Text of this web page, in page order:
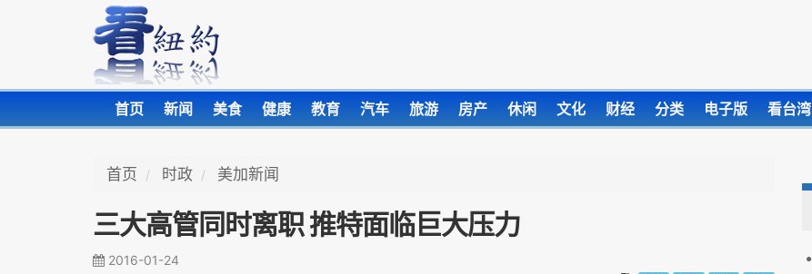
首页 新闻 美食 健康 教育 汽车 旅游 房产 休闲 文化 财经 分类 电子版 看台湾
首页 时政 美加新闻
三大高管同时离职 推特面临巨大压力
2016-01-24